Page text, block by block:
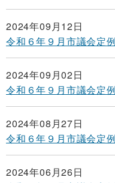
2024年09月12日
令和６年９月市議会定
2024年09月02日
令和６年９月市議会定
2024年08月27日
令和６年９月市議会定
2024年06月26日